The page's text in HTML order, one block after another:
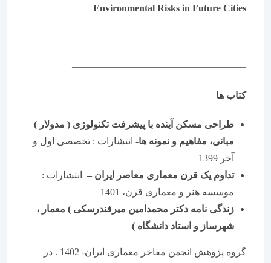
Environmental Risks in Future Cities
——————————————————
کتاب ها
طراحی مسکن آینده با پیشرفت تکنولوژی ( مدولار )
مبانی، مفاهیم و نمونه ها-انتشارات : تخصصی اول و
تداوم یک قرن معماری معاصر ایران –انتشارات :
موسسه هنر و معماری قرن، 1401
زندگی نامه دکتر محمدامین میرفندرسکی )معمار ،
شهرساز و استاد دانشگاه )
گروه پژوهش انجمن مفاخر معماری ایران- 1402 . در